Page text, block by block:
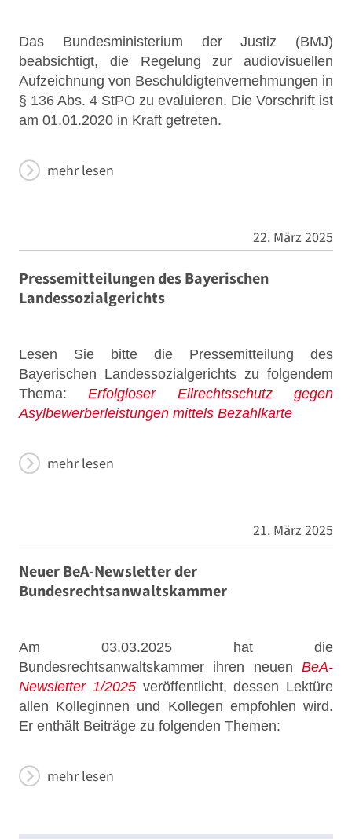
Das Bundesministerium der Justiz (BMJ)
beabsichtigt, die Regelung zur audiovisuellen
Aufzeichnung von Beschuldigtenvernehmungen in
§ 136 Abs. 4 StPO zu evaluieren. Die Vorschrift ist
am 01.01.2020 in Kraft getreten.
mehr lesen
22. März 2025
Pressemitteilungen des Bayerischen
Landessozialgerichts
Lesen Sie bitte die Pressemitteilung des
Bayerischen Landessozialgerichts zu folgendem
Thema:Erfolgloser Eilrechtsschutz gegen
Asylbewerberleistungen mittels Bezahlkarte
mehr lesen
21. März 2025
Neuer BeA-Newsletter der
Bundesrechtsanwaltskammer
Am 03.03.2025 hat die
Bundesrechtsanwaltskammer ihren neuen BeA-
Newsletter 1/2025veröffentlicht, dessen Lektüre
allen Kolleginnen und Kollegen empfohlen wird.
Er enthält Beiträge zu folgenden Themen:
mehr lesen